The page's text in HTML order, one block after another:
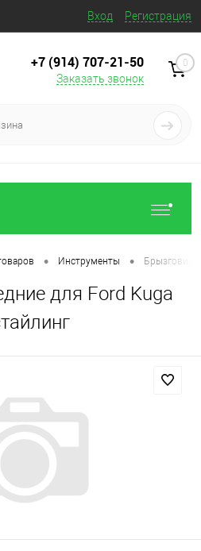
Вход Регистрация
+7 (914) 707‒21‒50
Заказать звонок
0
• Инструменты • Брызговики
для Ford Kuga